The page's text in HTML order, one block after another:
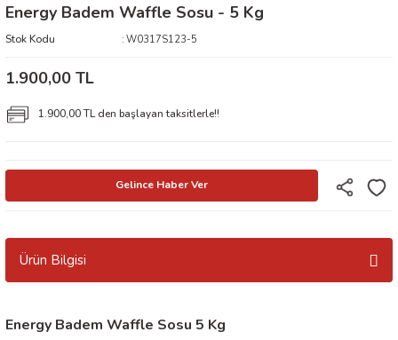
Energy Badem Waffle Sosu - 5 Kg
Stok Kodu W0317S123-5
1.900,00 TL
1.900,00 TL den başlayan taksitlerle!!
Gelince Haber Ver
Ürün Bilgisi
Energy Badem Waffle Sosu 5 Kg